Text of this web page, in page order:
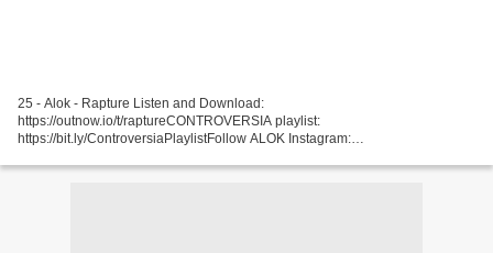
25 - Alok - Rapture Listen and Download:
https://outnow.io/t/raptureCONTROVERSIA playlist:
https://bit.ly/ControversiaPlaylistFollow ALOK Instagram:
01.01.2021Buy here: https://zyxdance.lnk.to/UXuA5i5iJoan...